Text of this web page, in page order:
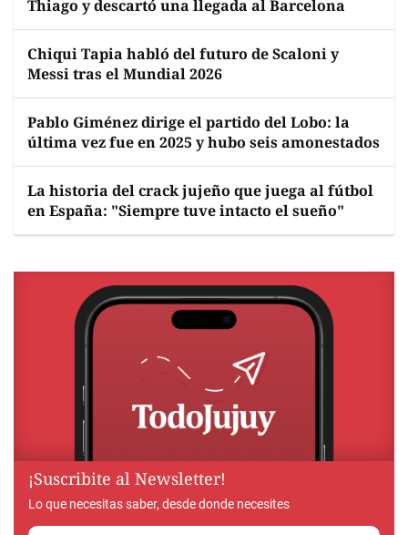
Thiago y descartó una llegada al Barcelona
Chiqui Tapia habló del futuro de Scaloni y
Messi tras el Mundial 2026
Pablo Giménez dirige el partido del Lobo: la
última vez fue en 2025 y hubo seis amonestados
La historia del crack jujeño que juega al fútbol
en España: "Siempre tuve intacto el sueño"
¡Suscribite al Newsletter!
Lo que necesitas saber, desde donde necesites